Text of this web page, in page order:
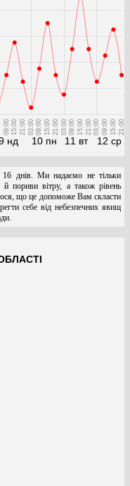
нд
09:0015:00 21:00
10 пн
03:0009:00 15:00 21:00
11 вт
03:0009:00 15:00 21:00
12 ср
03:00 09:00 15:00 21:00
днів. Ми надаємо не тільки
й пориви вітру, а також рівень
що це допоможе Вам скласти
себе від небезпечних явищ